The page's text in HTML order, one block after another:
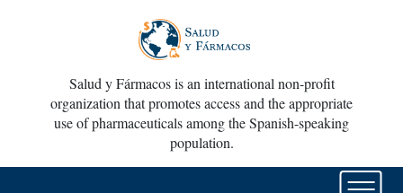
Salud y Fármacos is an international non-profit
organization that promotes access and the appropriate
use of pharmaceuticals among the Spanish-speaking
population.